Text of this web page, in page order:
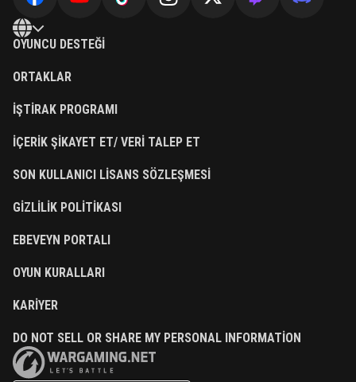
OYUNCU DESTEĞI
ORTAKLAR
İŞTIRAK PROGRAMI
İÇERIK ŞIKAYET ET/ VERI TALEP ET
SON KULLANICI LISANS SÖZLEŞMESI
GIZLILIK POLITIKASI
EBEVEYN PORTALI
OYUN KURALLARI
KARIYER
DO NOT SELL OR SHARE MY PERSONAL INFORMATION